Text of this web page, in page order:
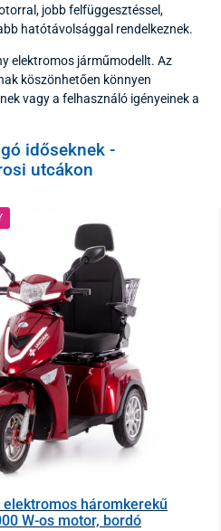
jobb felfüggesztéssel,
hatótávolsággal rendelkeznek.
elektromos járműmodellt. Az
köszönhetően könnyen
vagy a felhasználó igényeinek a
időseknek -
utcákon
elektromos háromkerekű
W-os motor, bordó